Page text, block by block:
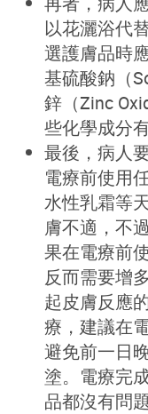
以花灑浴代
選護膚品時
基硫酸鈉（
鋅（Zinc
些化學成分
最後，病人
電療前使用
水性乳霜等
膚不適，不
果在電療前
反而需要增
起皮膚反應
療，建議在
避免前一日
塗。電療完
品都沒有問題